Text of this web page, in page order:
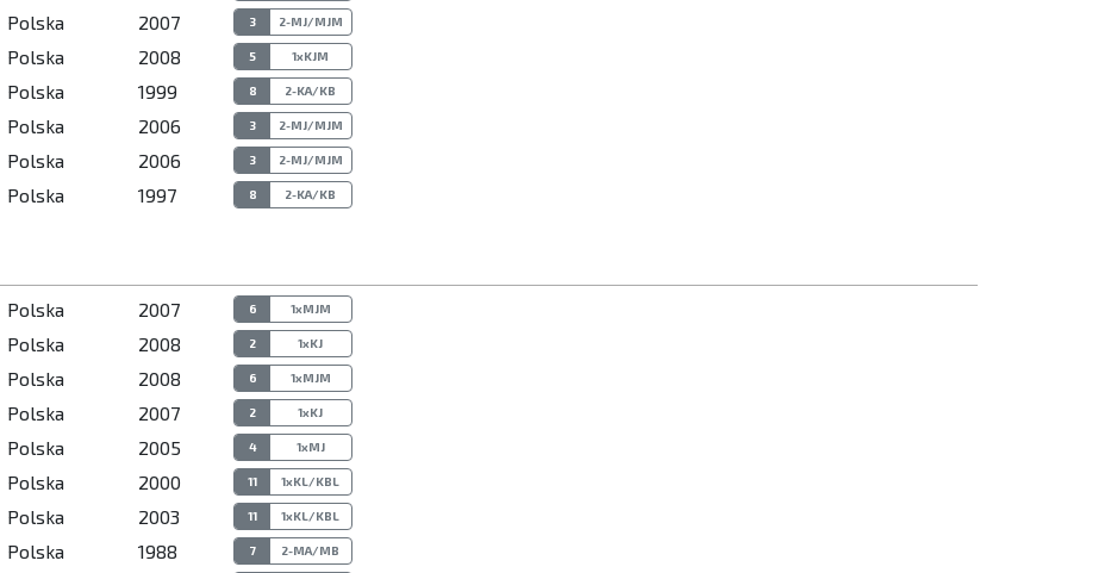
Polska 2007 3 2-MJ/MJM
Polska 2008 5 1xKJM
Polska 1999 8 2-KA/KB
Polska 2006 3 2-MJ/MJM
Polska 2006 3 2-MJ/MJM
Polska 1997 8 2-KA/KB
Polska 2007 6 1xMJM
Polska 2008 2 1xKJ
Polska 2008 6 1xMJM
Polska 2007 2 1xKJ
Polska 2005 4 1xMJ
Polska 2000 11 1xKL/KBL
Polska 2003 11 1xKL/KBL
Polska 1988 7 2-MA/MB